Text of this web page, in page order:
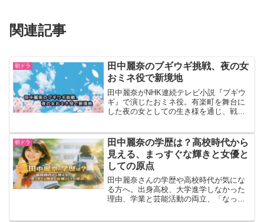
関連記事
朝ドラ
田中麗奈のブギウギ挑戦、夜の女
おミネ役で新境地
田中麗奈がNHK連続テレビ小説『ブギウ
ギ』で演じたおミネ役。有楽町を舞台に
した夜の女としての生き様を通じ、戦後
す。おミネ役とは？おミネは有楽町界隈
を取り仕切る夜の女。田...
朝ドラ
田中麗奈の学歴は？高校時代から
見える、まっすぐな輝きと女優と
しての原点
田中麗奈さんの学歴や高校時代が気にな
る方へ。出身高校、大学進学しなかった
理由、学業と芸能活動の両立、「なっち